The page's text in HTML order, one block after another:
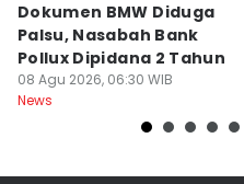
Dokumen BMW Diduga
Palsu, Nasabah Bank
Pollux Dipidana 2 Tahun
08 Agu 2026, 06:30 WIB
News